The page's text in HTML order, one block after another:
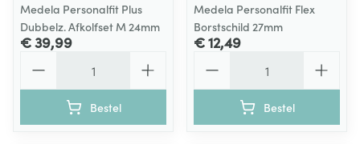
Medela Personalfit Plus
Dubbelz. Afkolfset M 24mm
€ 39,99
Bestel
Medela Personalfit Flex
Borstschild 27mm
€ 12,49
Bestel